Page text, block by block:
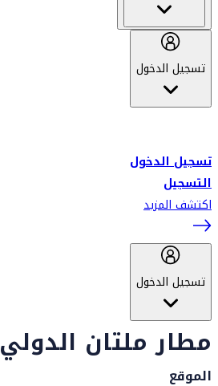
تسجيل الدخول
تسجيل الدخول
التسجيل
اكتشف المزيد
تسجيل الدخول
مطار ملتان الدولي
الموقع